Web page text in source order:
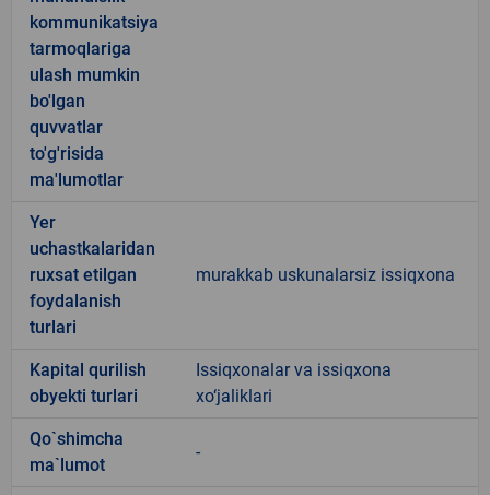
kommunikatsiya
tarmoqlariga
ulash mumkin
bo'lgan
quvvatlar
to'g'risida
ma'lumotlar
Yer
uchastkalaridan
ruxsat etilgan
foydalanish
turlari
murakkab uskunalarsiz issiqxona
Kapital qurilish
obyekti turlari
Issiqxonalar va issiqxona
xo‘jaliklari
Qo`shimcha
ma`lumot
-